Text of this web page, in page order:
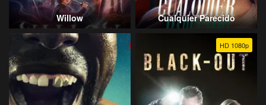
Willow Cualquier Parecido
HD 1080p